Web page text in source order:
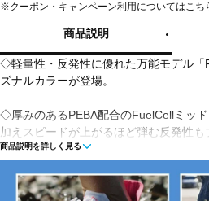
※クーポン・キャンペーン利用についてはこち
商品説明
◇軽量性・反発性に優れた万能モデル「
ズナルカラーが登場。
◇厚みのあるPEBA配合のFuelCellミッ
加えスピードが上がるほど弾む反発性
プレーン調素材のタン構造が、
スまで足元をアシスト。
商品説明を詳しく見る